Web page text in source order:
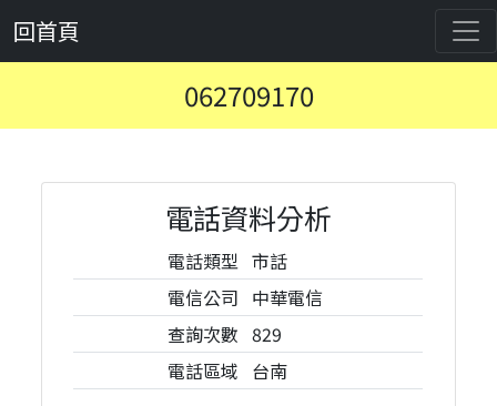
回首頁
062709170
電話資料分析
電話類型 市話
電信公司 中華電信
查詢次數 829
電話區域 台南